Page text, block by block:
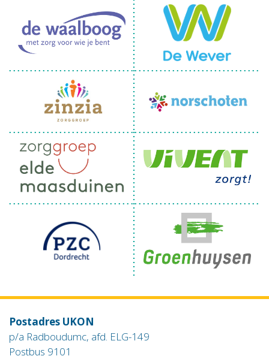
Postadres UKON
p/a Radboudumc, afd. ELG-149
Postbus 9101